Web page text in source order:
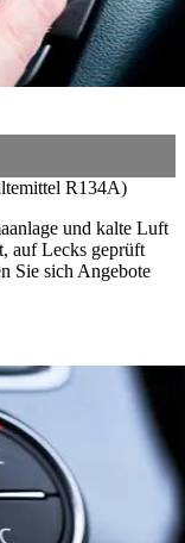
R134A)
und kalte Luft
auf Lecks geprüft
Sie sich Angebote